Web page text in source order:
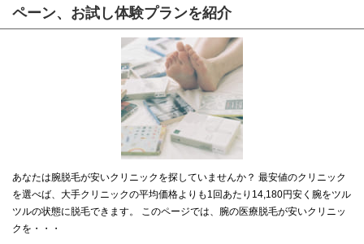
ペーン、お試し体験プランを紹介
あなたは腕脱毛が安いクリニックを探していませんか？ 最安値のクリニック
を選べば、大手クリニックの平均価格よりも1回あたり14,180円安く腕をツル
ツルの状態に脱毛できます。 このページでは、腕の医療脱毛が安いクリニッ
クを・・・